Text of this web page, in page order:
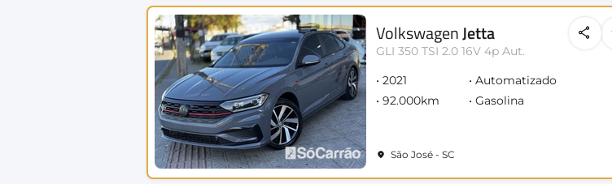
VolkswagenJetta
GLI 350 TSI 2.0 16V 4p Aut.
2021
Automatizado
92.000km
Gasolina
São José - SC